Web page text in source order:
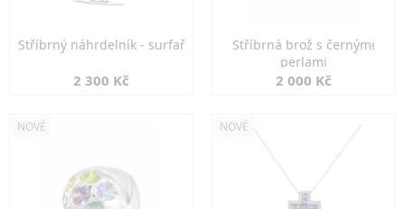
Stříbrný náhrdelník - surfař
2 300 Kč
Stříbrná brož s černými
perlami
2 000 Kč
NOVÉ NOVÉ